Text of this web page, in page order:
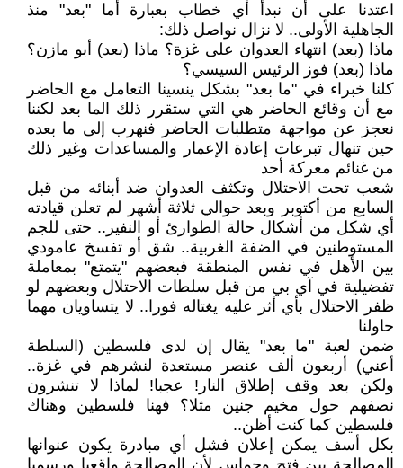
اعتدنا على أن نبدأ أي خطاب بعبارة أما "بعد" منذ
الجاهلية الأولى.. لا نزال نواصل ذلك:
ماذا (بعد) انتهاء العدوان على غزة؟ ماذا (بعد) أبو مازن؟
ماذا (بعد) فوز الرئيس السيسي؟
كلنا خبراء في "ما بعد" بشكل ينسينا التعامل مع الحاضر
مع أن وقائع الحاضر هي التي ستقرر ذلك الما بعد لكننا
نعجز عن مواجهة متطلبات الحاضر فنهرب إلى ما بعده
حين تنهال تبرعات إعادة الإعمار والمساعدات وغير ذلك
من غنائم معركة أحد
شعب تحت الاحتلال وتكثف العدوان ضد أبنائه من قبل
السابع من أكتوبر وبعد حوالي ثلاثة أشهر لم تعلن قيادته
أي شكل من أشكال حالة الطوارئ أو النفير.. حتى للجم
المستوطنين في الضفة الغربية.. شق أو تفسخ عامودي
بين الأهل في نفس المنطقة فبعضهم "يتمتع" بمعاملة
تفضيلية في آي بي من قبل سلطات الاحتلال وبعضهم لو
ظفر الاحتلال بأي أثر عليه يغتاله فورا.. لا يتساويان مهما
حاولنا
ضمن لعبة "ما بعد" يقال إن لدى فلسطين (السلطة
أعني) أربعون ألف عنصر مستعدة لنشرهم في غزة..
ولكن بعد وقف إطلاق النار! عجبا! لماذا لا تنشرون
نصفهم حول مخيم جنين مثلا؟ فهنا فلسطين وهناك
فلسطين كما كنت أظن..
بكل أسف يمكن إعلان فشل أي مبادرة يكون عنوانها